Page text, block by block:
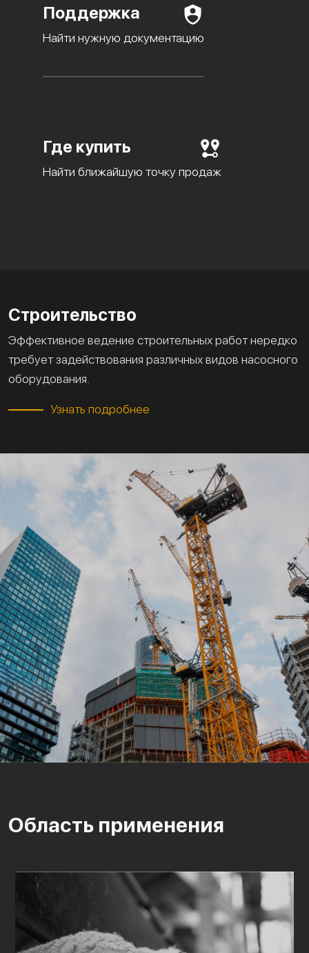
Поддержка
Найти нужную документацию
Где купить
Найти ближайшую точку продаж
Строительство
Эффективное ведение строительных работ нередко
требует задействования различных видов насосного
оборудования.
Узнать подробнее
Область применения